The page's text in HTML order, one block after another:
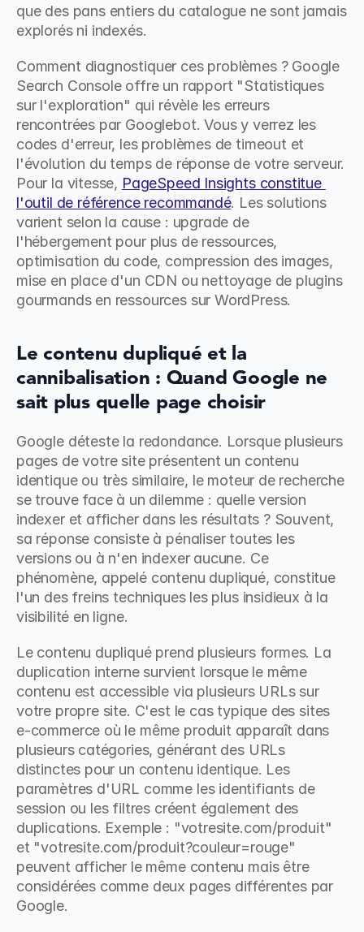
que des pans entiers du catalogue ne sont jamais
explorés ni indexés.
Comment diagnostiquer ces problèmes ? Google
Search Console offre un rapport "Statistiques
sur l'exploration" qui révèle les erreurs
rencontrées par Googlebot. Vous y verrez les
codes d'erreur, les problèmes de timeout et
l'évolution du temps de réponse de votre serveur.
Pour la vitesse, PageSpeed Insights constitue
l'outil de référence recommandé. Les solutions
varient selon la cause : upgrade de
l'hébergement pour plus de ressources,
optimisation du code, compression des images,
mise en place d'un CDN ou nettoyage de plugins
gourmands en ressources sur WordPress.
Le contenu dupliqué et la
cannibalisation : Quand Google ne
sait plus quelle page choisir
Google déteste la redondance. Lorsque plusieurs
pages de votre site présentent un contenu
identique ou très similaire, le moteur de recherche
se trouve face à un dilemme : quelle version
indexer et afficher dans les résultats ? Souvent,
sa réponse consiste à pénaliser toutes les
versions ou à n'en indexer aucune. Ce
phénomène, appelé contenu dupliqué, constitue
l'un des freins techniques les plus insidieux à la
visibilité en ligne.
Le contenu dupliqué prend plusieurs formes. La
duplication interne survient lorsque le même
contenu est accessible via plusieurs URLs sur
votre propre site. C'est le cas typique des sites
e-commerce où le même produit apparaît dans
plusieurs catégories, générant des URLs
distinctes pour un contenu identique. Les
paramètres d'URL comme les identifiants de
session ou les filtres créent également des
duplications. Exemple : "votresite.com/produit"
et "votresite.com/produit?couleur=rouge"
peuvent afficher le même contenu mais être
considérées comme deux pages différentes par
Google.